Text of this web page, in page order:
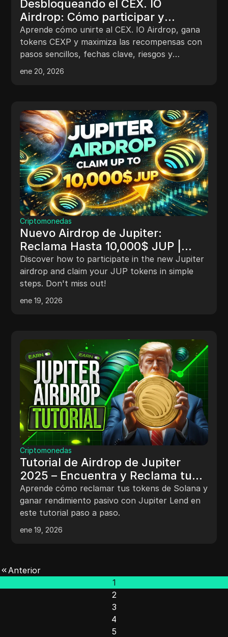
Desbloqueando el CEX. IO
Airdrop: Cómo participar y
maximizar tus recompensas
Aprende cómo unirte al CEX. IO Airdrop, gana
tokens CEXP y maximiza las recompensas con
pasos sencillos, fechas clave, riesgos y
consejos de expertos.
ene 20, 2026
Criptomonedas
Nuevo Airdrop de Jupiter:
Reclama Hasta 10,000$ JUP |
Guía para Comprobar tu Billetera
Discover how to participate in the new Jupiter
airdrop and claim your JUP tokens in simple
steps. Don't miss out!
ene 19, 2026
Criptomonedas
Tutorial de Airdrop de Jupiter
2025 – Encuentra y Reclama tus
Tokens de Solana Hoy
Aprende cómo reclamar tus tokens de Solana y
ganar rendimiento pasivo con Jupiter Lend en
este tutorial paso a paso.
ene 19, 2026
Anterior
1
2
3
4
5